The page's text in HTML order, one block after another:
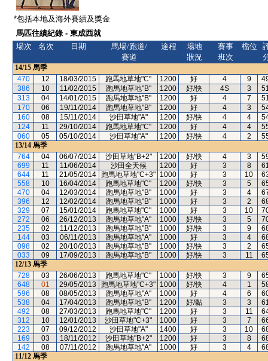
*包括本地及海外賽績及獎金
馬匹往績紀錄 - 東成西就
場次
名次 日期
馬場/跑道/
賽道
途程
場地
狀況
賽事
班次
檔位
14/15 馬季
470
12 18/03/2015 跑馬地草地"C" 1200 好 4 9
386
10 11/02/2015 跑馬地草地"B" 1200 好/快 4S 3
313
04 14/01/2015 跑馬地草地"B" 1200 好 4 7
170
06 19/11/2014 跑馬地草地"B" 1200 好 4 3
160
08 15/11/2014 沙田草地"A" 1200 好/快 4 4
124
11 29/10/2014 跑馬地草地"C" 1200 好 4 4
060
05 05/10/2014 沙田草地"A" 1200 好/快 4 2
13/14 馬季
764
04 06/07/2014 沙田草地"B+2" 1200 好/快 4 3
699
11 11/06/2014 沙田全天候 1200 好 3 8
644
11 21/05/2014 跑馬地草地"C+3" 1000 好 3 10
558
10 16/04/2014 跑馬地草地"C" 1200 好/快 3 5
470
04 12/03/2014 跑馬地草地"B" 1000 好 3 4
396
12 12/02/2014 跑馬地草地"B" 1000 好 3 2
329
07 15/01/2014 跑馬地草地"C" 1000 好 3 10
272
06 26/12/2013 跑馬地草地"A" 1000 好/快 3 5
235
02 11/12/2013 跑馬地草地"B" 1000 好/快 3 9
144
03 06/11/2013 跑馬地草地"A" 1000 好 3 4
098
02 20/10/2013 跑馬地草地"B" 1000 好/快 3 2
033
09 17/09/2013 跑馬地草地"B" 1000 好/快 3 11
12/13 馬季
728
03 26/06/2013 跑馬地草地"C" 1000 好/快 3 9
648
01 29/05/2013 跑馬地草地"C+3" 1000 好/快 4 1
596
08 08/05/2013 跑馬地草地"A" 1000 好 4 6
538
04 17/04/2013 跑馬地草地"B" 1200 好/黏 3 3
492
08 27/03/2013 跑馬地草地"C" 1200 好 3 11
312
10 12/01/2013 沙田草地"C+3" 1000 好 3 7
223
07 09/12/2012 沙田草地"A" 1400 好 3 10
169
03 18/11/2012 沙田草地"B+2" 1200 好 3 8
142
08 07/11/2012 跑馬地草地"A" 1000 好 3 4
11/12 馬季